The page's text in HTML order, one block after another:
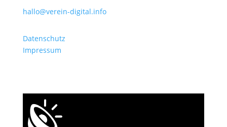
hallo@verein-digital.info
Datenschutz
Impressum